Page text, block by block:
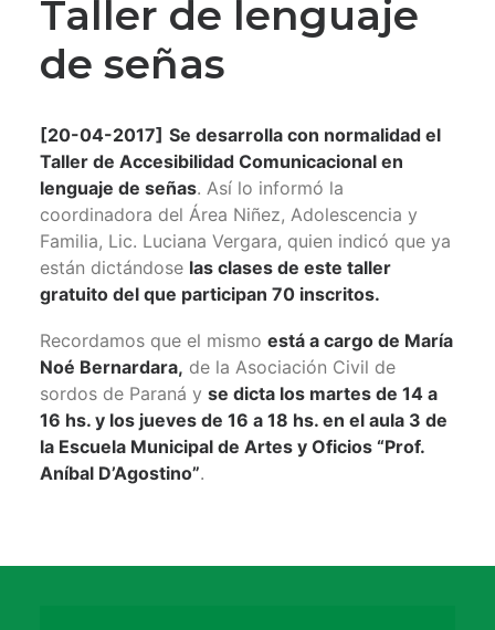
Taller de lenguaje
de señas
[20-04-2017] Se desarrolla con normalidad el
Taller de Accesibilidad Comunicacional en
lenguaje de señas. Así lo informó la
coordinadora del Área Niñez, Adolescencia y
Familia, Lic. Luciana Vergara, quien indicó que ya
están dictándose las clases de este taller
gratuito del que participan 70 inscritos.
Recordamos que el mismo está a cargo de María
Noé Bernardara, de la Asociación Civil de
sordos de Paraná y se dicta los martes de 14 a
16 hs. y los jueves de 16 a 18 hs. en el aula 3 de
la Escuela Municipal de Artes y Oficios “Prof.
Aníbal D’Agostino”.